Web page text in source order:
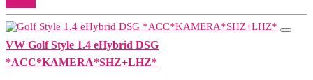
VW Golf Style 1.4 eHybrid DSG
*ACC*KAMERA*SHZ+LHZ*